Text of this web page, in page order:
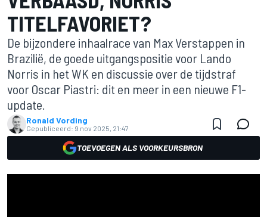
TITELFAVORIET?
De bijzondere inhaalrace van Max Verstappen in
Brazilië, de goede uitgangspositie voor Lando
Norris in het WK en discussie over de tijdstraf
voor Oscar Piastri: dit en meer in een nieuwe F1-
update.
Ronald Vording
Gepubliceerd: 9 nov 2025, 21:47
TOEVOEGEN ALS VOORKEURSBRON